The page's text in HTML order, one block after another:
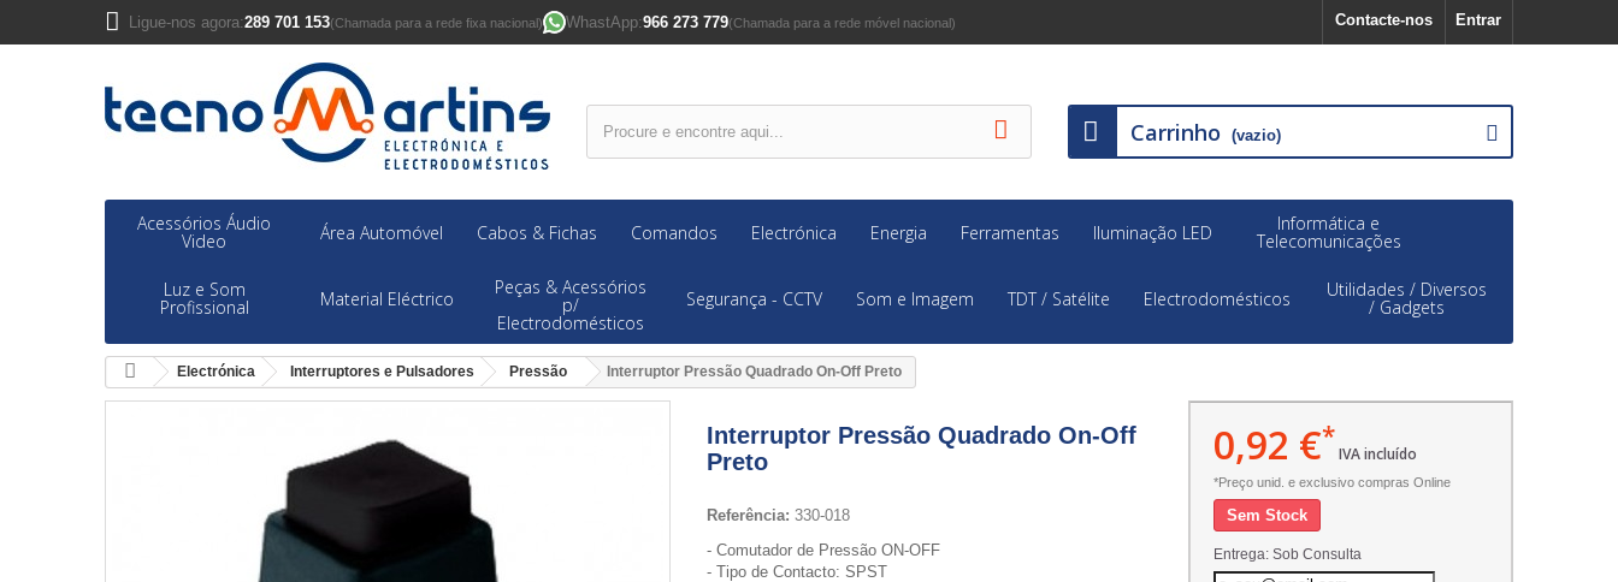
Entrar
Contacte-nos
Ligue-nos agora:289 701 153(Chamada para a rede fixa nacional) WhastApp:966 273 779(Chamada para a rede móvel nacional)
Carrinho (vazio)
Acessórios Áudio
Video Área Automóvel Cabos & Fichas Comandos Electrónica Energia Ferramentas Iluminação LED Informática e
Telecomunicações
Luz e Som
Profissional Material Eléctrico
Peças & Acessórios
p/
Electrodomésticos
Segurança - CCTV Som e Imagem TDT / Satélite Electrodomésticos Utilidades / Diversos
/ Gadgets
Electrónica Interruptores e Pulsadores Pressão Interruptor Pressão Quadrado On-Off Preto
Interruptor Pressão Quadrado On-Off
Preto
Referência: 330-018
- Comutador de Pressão ON-OFF
- Tipo de Contacto: SPST
0,92 €*
IVA incluído
*Preço unid. e exclusivo compras Online
Sem Stock
Entrega: Sob Consulta